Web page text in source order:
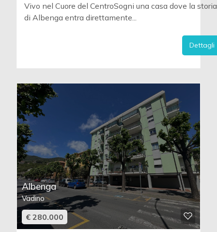
Vivo nel Cuore del CentroSogni una casa dove la storia
di Albenga entra direttamente...
Dettagli
Albenga
Vadino
€ 280.000